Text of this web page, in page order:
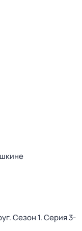
. Сезон 1. Серия 3-